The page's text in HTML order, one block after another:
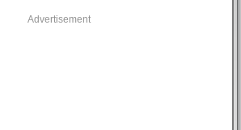
Advertisement